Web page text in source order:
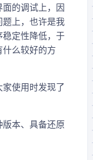
的调试上，因
题上，也许是我
稳定性降低，于
么较好的方
使用时发现了
本、具备还原